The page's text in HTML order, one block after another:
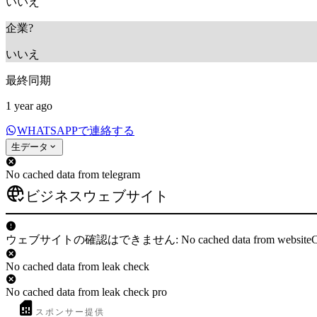
企業?
いいえ
最終同期
1 year ago
WHATSAPPで連絡する
生データ
No cached data from telegram
ビジネスウェブサイト
ウェブサイトの確認はできません: No cached data from
No cached data from leak check
No cached data from leak check pro
スポンサー提供